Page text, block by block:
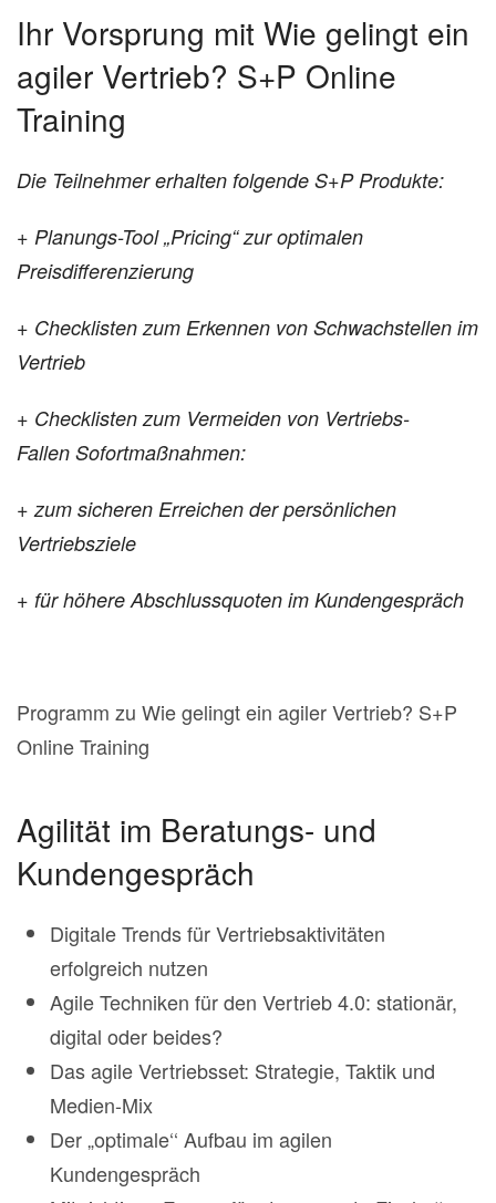
Ihr Vorsprung mit Wie gelingt ein
agiler Vertrieb? S+P Online
Training
Die Teilnehmer erhalten folgende S+P Produkte:
+ Planungs-Tool „Pricing“ zur optimalen
Preisdifferenzierung
+ Checklisten zum Erkennen von Schwachstellen im
Vertrieb
+ Checklisten zum Vermeiden von Vertriebs-
Fallen Sofortmaßnahmen:
+ zum sicheren Erreichen der persönlichen
Vertriebsziele
+ für höhere Abschlussquoten im Kundengespräch
Programm zu Wie gelingt ein agiler Vertrieb? S+P
Online Training
Agilität im Beratungs- und
Kundengespräch
Digitale Trends für Vertriebsaktivitäten
erfolgreich nutzen
Agile Techniken für den Vertrieb 4.0: stationär,
digital oder beides?
Das agile Vertriebsset: Strategie, Taktik und
Medien-Mix
Der „optimale‘‘ Aufbau im agilen
Kundengespräch